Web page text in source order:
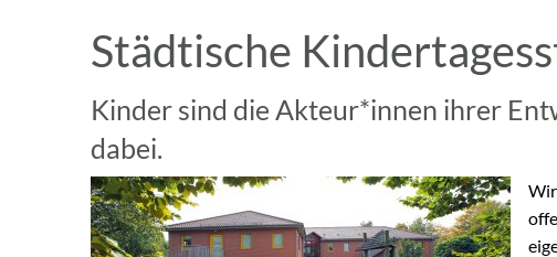
Hahlen
Städtische
Kinder sind die Akteur*innen ihrer
dabei.